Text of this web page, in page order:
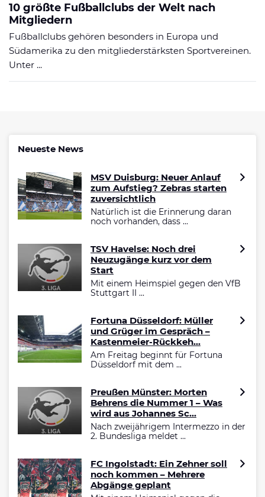
10 größte Fußballclubs der Welt nach
Mitgliedern
Fußballclubs gehören besonders in Europa und
Südamerika zu den mitgliederstärksten Sportvereinen.
Unter ...
Neueste News
MSV Duisburg: Neuer Anlauf
zum Aufstieg? Zebras starten
zuversichtlich
Natürlich ist die Erinnerung daran
noch vorhanden, dass ...
TSV Havelse: Noch drei
Neuzugänge kurz vor dem
Start
Mit einem Heimspiel gegen den VfB
Stuttgart II ...
Fortuna Düsseldorf: Müller
und Grüger im Gespräch –
Kastenmeier-Rückkeh...
Am Freitag beginnt für Fortuna
Düsseldorf mit dem ...
Preußen Münster: Morten
Behrens die Nummer 1 – Was
wird aus Johannes Sc...
Nach zweijährigem Intermezzo in der
2. Bundesliga meldet ...
FC Ingolstadt: Ein Zehner soll
noch kommen – Mehrere
Abgänge geplant